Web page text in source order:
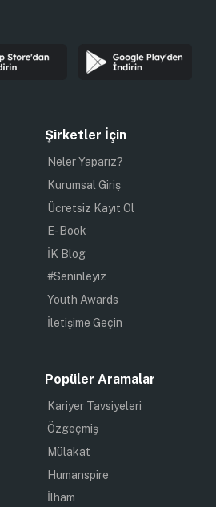
Şirketler İçin
Neler Yaparız?
Kurumsal Giriş
Ücretsiz Kayıt Ol
E-Book
İK Blog
#Seninleyiz
Youth Awards
İletişime Geçin
Popüler Aramalar
Kariyer Tavsiyeleri
Özgeçmiş
Mülakat
Humanspire
İlham